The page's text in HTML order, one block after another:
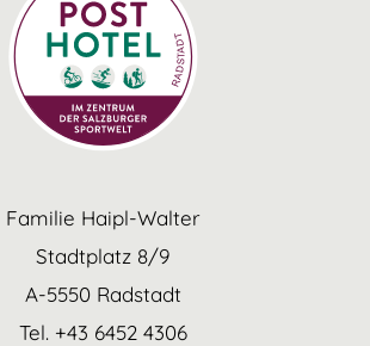
Familie Haipl-Walter
Stadtplatz 8/9
A-5550 Radstadt
Tel. +43 6452 4306